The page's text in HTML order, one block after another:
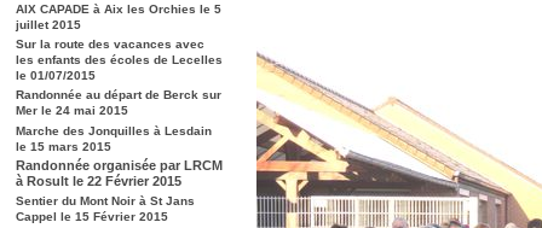
AIX CAPADE à Aix les Orchies le 5
juillet 2015
Sur la route des vacances avec
les enfants des écoles de Lecelles
le 01/07/2015
Randonnée au départ de Berck sur
Mer le 24 mai 2015
Marche des Jonquilles à Lesdain
le 15 mars 2015
Randonnée organisée par LRCM
à Rosult le 22 Février 2015
Sentier du Mont Noir à St Jans
Cappel le 15 Février 2015